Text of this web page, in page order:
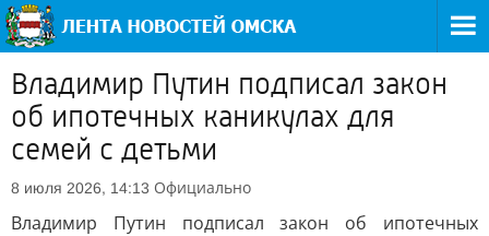
Владимир Путин подписал закон
об ипотечных каникулах для
семей с детьми
8 июля 2026, 14:13 Официально
Владимир Путин подписал закон об ипотечных